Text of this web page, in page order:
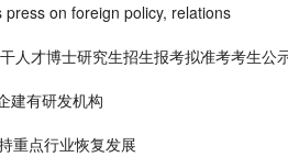
on foreign policy, relations
人才博士研究生招生报考拟准考考生公
建有研发机构
重点行业恢复发展